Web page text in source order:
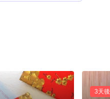
3天